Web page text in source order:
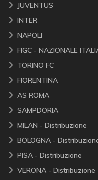
JUVENTUS
INTER
NAPOLI
FIGC - NAZIONALE
TORINO FC
FIORENTINA
AS ROMA
SAMPDORIA
MILAN - Distribuzione
BOLOGNA -
PISA - Distribuzione
VERONA - Distribuzione